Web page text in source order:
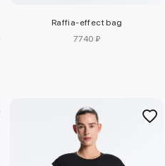
Raffia-effect bag
7740 ₽